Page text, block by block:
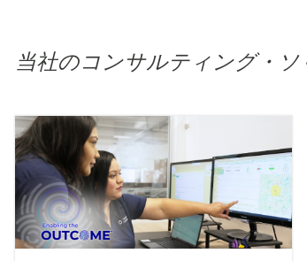
当社のコンサルティング・